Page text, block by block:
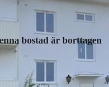
bostad är borttagen